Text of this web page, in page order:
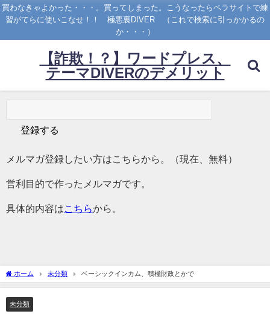
買わなきゃよかった・・・。買ってしまった。こうなったらペラサイトで練
習がてらに使いこなせ！！ 極悪裏DIVER （これで検索に引っかかるの
か・・・）
【詐欺！？】ワードプレス、
テーマDIVERのデメリット
メルマガ登録したい方はこちらから。（現在、無料）
営利目的で作ったメルマガです。
具体的内容は こちらから。
ホーム 未分類 ベーシックインカム、積極財政とかで
未分類